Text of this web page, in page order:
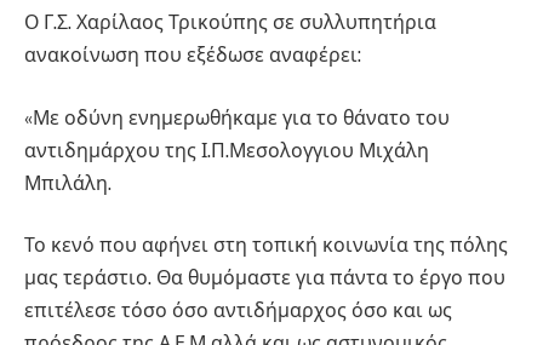
Ο Γ.Σ. Χαρίλαος Τρικούπης σε συλλυπητήρια
ανακοίνωση που εξέδωσε αναφέρει:
«Με οδύνη ενημερωθήκαμε για το θάνατο του
αντιδημάρχου της Ι.Π.Μεσολογγιου Μιχάλη
Μπιλάλη.
Το κενό που αφήνει στη τοπική κοινωνία της πόλης
μας τεράστιο. Θα θυμόμαστε για πάντα το έργο που
επιτέλεσε τόσο όσο αντιδήμαρχος όσο και ως